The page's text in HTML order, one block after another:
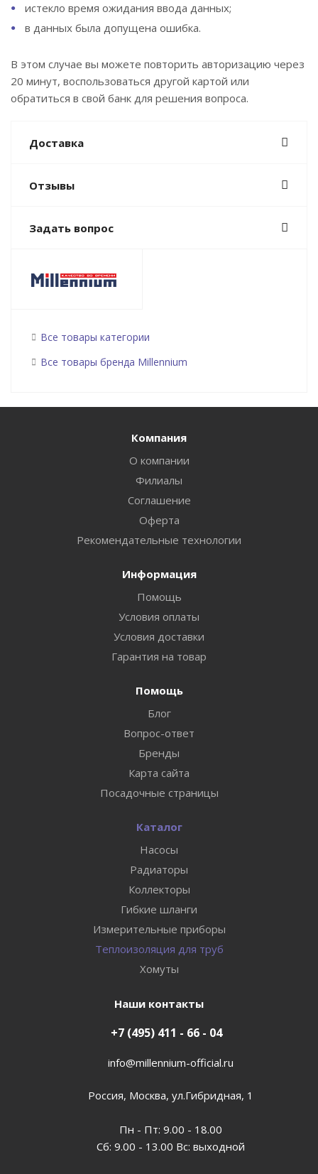
истекло время ожидания ввода данных;
в данных была допущена ошибка.
В этом случае вы можете повторить авторизацию через
20 минут, воспользоваться другой картой или
обратиться в свой банк для решения вопроса.
Доставка
Отзывы
Задать вопрос
Все товары категории
Все товары бренда Millennium
Компания
О компании
Филиалы
Соглашение
Оферта
Рекомендательные технологии
Информация
Помощь
Условия оплаты
Условия доставки
Гарантия на товар
Помощь
Блог
Вопрос-ответ
Бренды
Карта сайта
Посадочные страницы
Каталог
Насосы
Радиаторы
Коллекторы
Гибкие шланги
Измерительные приборы
Теплоизоляция для труб
Хомуты
Наши контакты
+7 (495) 411 - 66 - 04
info@millennium-official.ru
Россия, Москва, ул.Гибридная, 1
Пн - Пт: 9.00 - 18.00
Сб: 9.00 - 13.00 Вс: выходной